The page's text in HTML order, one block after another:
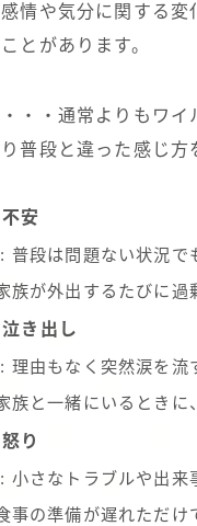
情や気分に関する
とがあります。
・・通常よりもワ
普段と違った感じ方
安
: 普段は問題ない状況で
族が外出するたびに過
き出し
: 理由もなく突然涙を流
族と一緒にいるときに
り
: 小さなトラブルや出来
事の準備が遅れただけ